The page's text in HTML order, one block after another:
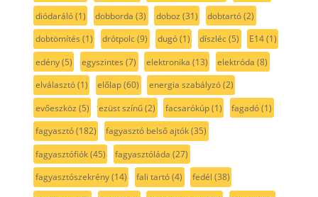
diódaráló(1) dobborda (3) doboz (31) dobtartó(2)
dobtömítés (1) drótpolc(9) dugó(1) díszléc(5) E14(1)
edény(5) egyszintes (7) elektronika (13) elektróda (8)
elválasztó(1) előlap(60) energia szabályzó(2)
evőeszköz (5) ezüst színű(2) facsarókúp(1) fagadó(1)
fagyasztó(182) fagyasztó belső ajtók(35)
fagyasztófiók(45) fagyasztóláda (27)
fagyasztószekrény(14) fali tartó(4) fedél (38)